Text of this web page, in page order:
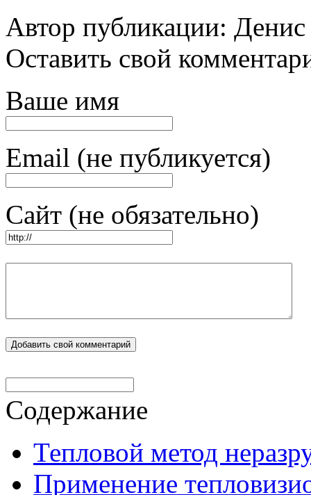
Автор публикации:
Оставить свой
Ваше имя
Email (не публикуется)
Сайт (не обязательно)
Содержание
Тепловой метод
Применение